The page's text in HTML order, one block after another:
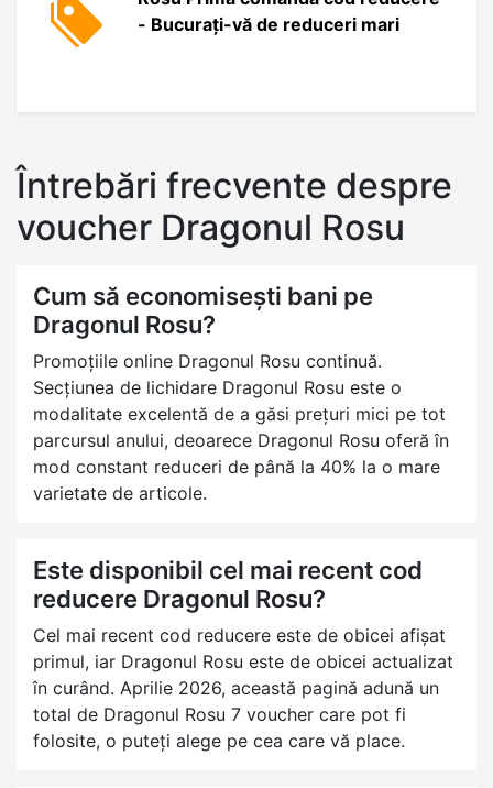
- Bucurați-vă de reduceri mari
Întrebări frecvente despre
voucher Dragonul Rosu
Cum să economisești bani pe
Dragonul Rosu?
Promoțiile online Dragonul Rosu continuă.
Secțiunea de lichidare Dragonul Rosu este o
modalitate excelentă de a găsi prețuri mici pe tot
parcursul anului, deoarece Dragonul Rosu oferă în
mod constant reduceri de până la 40% la o mare
varietate de articole.
Este disponibil cel mai recent cod
reducere Dragonul Rosu?
Cel mai recent cod reducere este de obicei afișat
primul, iar Dragonul Rosu este de obicei actualizat
în curând. Aprilie 2026, această pagină adună un
total de Dragonul Rosu 7 voucher care pot fi
folosite, o puteți alege pe cea care vă place.